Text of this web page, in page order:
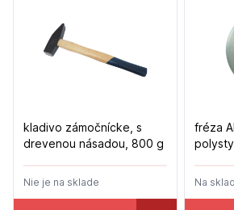
kladivo zámočnícke, s
drevenou násadou, 800 g
Nie je na sklade
fréza
Na